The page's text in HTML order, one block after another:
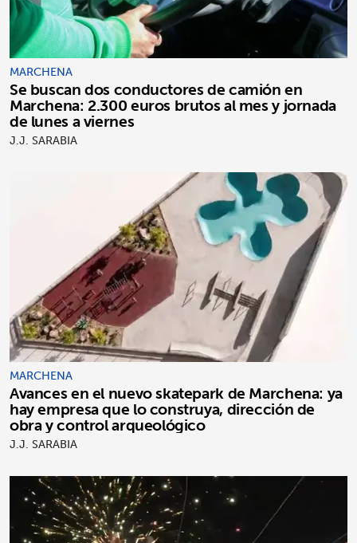
MARCHENA
Se buscan dos conductores de camión en
Marchena: 2.300 euros brutos al mes y jornada
de lunes a viernes
J.J. SARABIA
MARCHENA
Avances en el nuevo skatepark de Marchena: ya
hay empresa que lo construya, dirección de
obra y control arqueológico
J.J. SARABIA